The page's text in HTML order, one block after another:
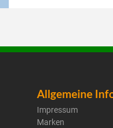
Allgemeine
Impressum
Marken